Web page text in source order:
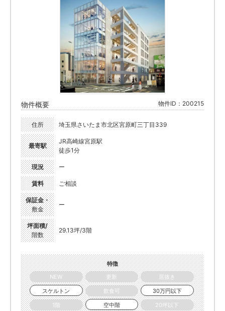
物件概要 物件ID：200215
住所 埼玉県さいたま市北区宮原町三丁目339
最寄駅
JR高崎線宮原駅
徒歩1分
現況 ー
賃料 ご相談
保証金・
敷金
ー
坪面積/
階数
29.13坪/3階
特徴
NEW
更新
居抜き
スケルトン
飲食可
30万円以下
1階
空中階
20坪以下